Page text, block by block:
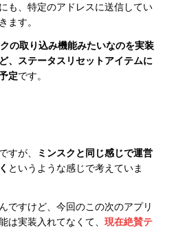
も、特定のアドレスに送信してい
ます。
の取り込み機能みたいなのを実装
、ステータスリセットアイテムに
定です。
すが、
ミンスクと同じ感じで運営
というような感じで考えていま
ですけど、今回のこの次のアプリ
は実装入れてなくて、現在絶賛テ